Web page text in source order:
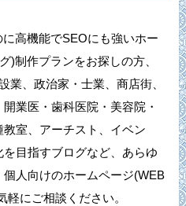
高機能でSEOにも強いホー
)制作プランをお探しの方、
、政治家・士業、商店街、
業医・歯科医院・美容院・
室、アーチスト、イベン
を目指すブログなど、あらゆ
人向けのホームページ(WEB
にご相談ください。